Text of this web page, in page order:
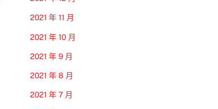
2021 年 11 月
2021 年 10 月
2021 年 9 月
2021 年 8 月
2021 年 7 月